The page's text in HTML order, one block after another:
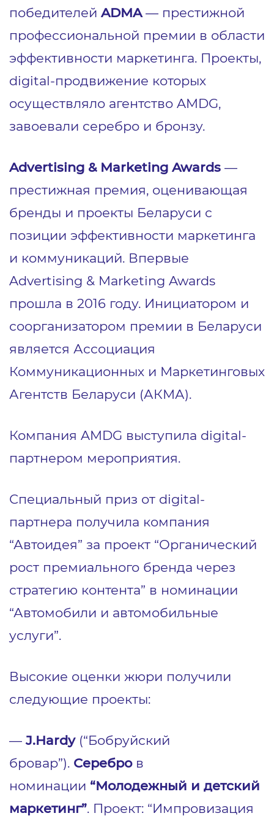
победителей ADMA— престижной
профессиональной премии в области
эффективности маркетинга. Проекты,
digital-продвижение которых
осуществляло агентство AMDG,
завоевали серебро и бронзу.
Advertising & Marketing Awards —
престижная премия, оценивающая
бренды и проекты Беларуси с
позиции эффективности маркетинга
и коммуникаций. Впервые
Advertising & Marketing Awards
прошла в 2016 году. Инициатором и
соорганизатором премии в Беларуси
является Ассоциация
Коммуникационных и Маркетинговых
Агентств Беларуси (АКМА).
Компания AMDG выступила digital-
партнером мероприятия.
Специальный приз от digital-
партнера получила компания
“Автоидея” за проект “Органический
рост премиального бренда через
стратегию контента” в номинации
“Автомобили и автомобильные
услуги”.
Высокие оценки жюри получили
следующие проекты:
—J.Hardy(“Бобруйский
бровар”). Серебро в
номинации “Молодежный и детский
маркетинг”. Проект: “Импровизация